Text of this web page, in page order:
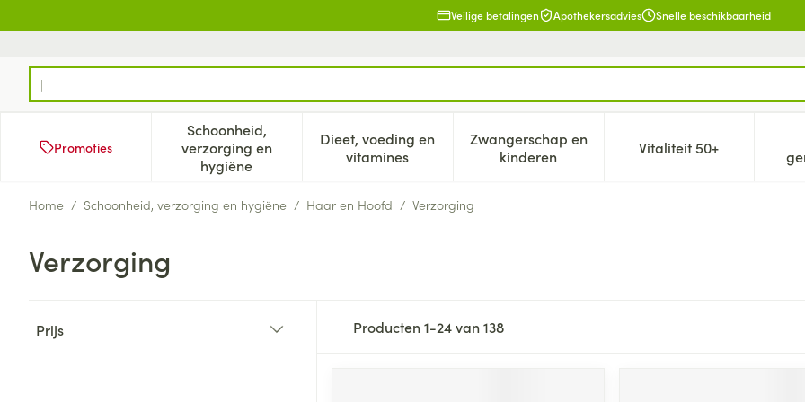
Veilige betalingen Apothekersadvies Snelle beschikbaarheid
Product, merk, categorie...
Promoties
Schoonheid,
verzorging en
hygiëne
Toon submenu voor Schoonheid, verzorging en hygiëne categorie
Dieet, voeding en
vitaminesToon submenu voor Dieet, voeding en vitamines categorie
Zwangerschap en
kinderenToon submenu voor Zwangerschap en
Vitaliteit 50+Toon submenu
Home / Schoonheid, verzorging en hygiëne / Haar en Hoofd / Verzorging
Verzorging
Prijs
Producten1-24van138